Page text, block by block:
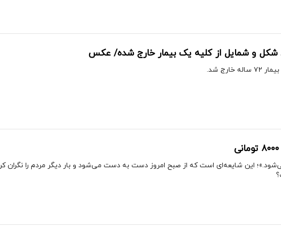
شکل و شمایل از کلیه یک بیمار خارج شده/ عکس
اجرا می‌شود.»؛ این شایعه‌ای است که از صبح امروز دست به دست می‌شود و بار دیگر مردم را